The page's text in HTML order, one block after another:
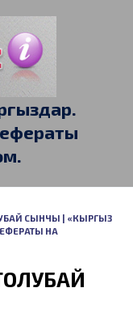
СЫНЧЫ | «КЫРГЫЗ
НА